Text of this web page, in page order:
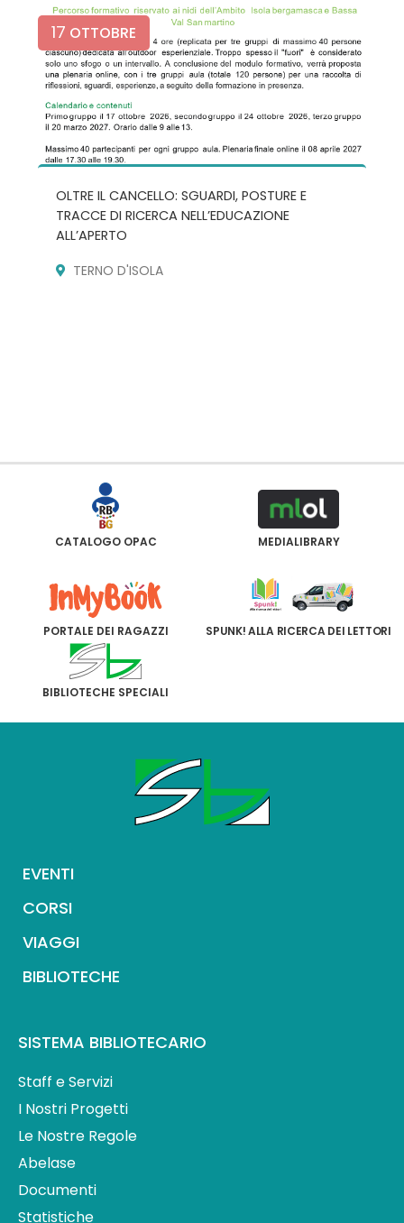
17 OTTOBRE
OLTRE IL CANCELLO: SGUARDI, POSTURE E
TRACCE DI RICERCA NELL’EDUCAZIONE
ALL’APERTO
TERNO D'ISOLA
CATALOGO OPAC MEDIALIBRARY
PORTALE DEI RAGAZZI SPUNK! ALLA RICERCA DEI LETTORI
BIBLIOTECHE SPECIALI
EVENTI
CORSI
VIAGGI
BIBLIOTECHE
SISTEMA BIBLIOTECARIO
Staff e Servizi
I Nostri Progetti
Le Nostre Regole
Abelase
Documenti
Statistiche